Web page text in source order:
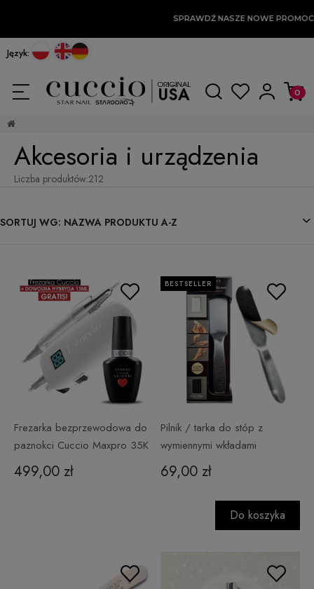
SPRAWDŹ NASZE NOWE PROMOCJE
Język:
Akcesoria i urządzenia
Liczba produktów:212
SORTUJ WG: NAZWA PRODUKTU A-Z
Frezarka bezprzewodowa do
paznokci Cuccio Maxpro 35K
+ 6 frezów + dowolna
hybryda Cuccio 13 ml
499,00 zł
Pilnik / tarka do stóp z
wymiennymi wkładami
69,00 zł
Do koszyka
BESTSELLER